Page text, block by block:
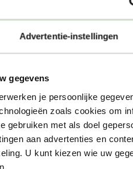
Advertentie-instellingen
gegevens
je persoonlijke
zoals cookies om
gebruiken met als doel
aan advertenties en
U kunt kiezen wie uw
leuke anekdotes,
nummer 2!
post gemoeten.